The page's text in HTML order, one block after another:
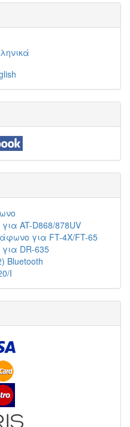
AT-D868/878UV
για FT-4X/FT-65
DR-635
Bluetooth
I